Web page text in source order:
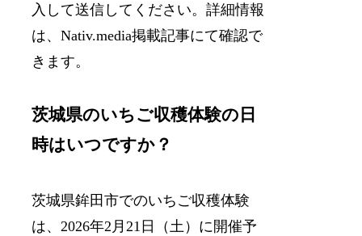
入して送信してください。詳細情報
は、Nativ.media掲載記事にて確認で
きます。
茨城県のいちご収穫体験の日
時はいつですか？
茨城県鉾田市でのいちご収穫体験
は、2026年2月21日（土）に開催予